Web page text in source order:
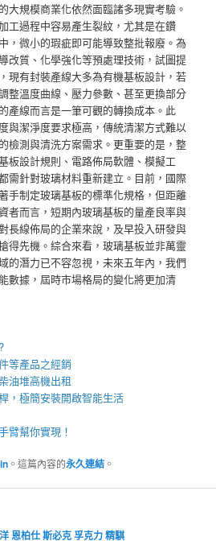
大規模商業化依然面臨諸多現實考驗。
工過程中容易產生裂紋，尤其是在鑽
，微小的瑕疵即可能導致整批報廢。為
改質、化學強化等預處理技術，試圖提
現有封裝產線大多為有機基板設計，若
整溫度曲線、壓力參數、甚至更換部分
產線而言是一筆可觀的轉換成本。此
與潔淨度要求極高，傳統清潔方式難以
檢測與清洗方案需求。更重要的是，整
板設計規則、電路佈局軟體、模擬工
需針對玻璃材料重新建立。目前，國際
手制定玻璃基板的標準化規格，但距離
者而言，短期內玻璃基板的量產良率與
長線佈局的企業來說，及早投入研發與
得先機。綜合來看，玻璃基板並非萬靈
的潛力已不容忽視，未來五年內，我們
數據，屆時市場格局的變化將更加清
等產品之經銷
油堆高機出租
，極簡安裝開啟智能生活
臂幫你實現！
。這篇內容的永久連結 。
恩柏仕斯必克孚克力精騏